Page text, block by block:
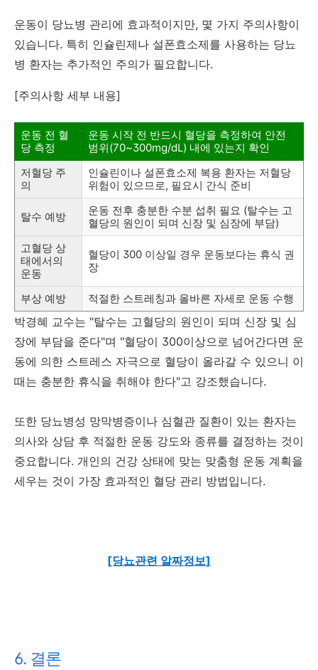
운동이 당뇨병 관리에 효과적이지만, 몇 가지 주의사항이
있습니다. 특히 인슐린제나 설폰효소제를 사용하는 당뇨
병 환자는 추가적인 주의가 필요합니다.
[주의사항 세부 내용]
운동 전 혈
당 측정
운동 시작 전 반드시 혈당을 측정하여 안전
범위(70~300mg/dL) 내에 있는지 확인
저혈당 주
의
인슐린이나 설폰효소제 복용 환자는 저혈당
위험이 있으므로, 필요시 간식 준비
탈수 예방
운동 전후 충분한 수분 섭취 필요 (탈수는 고
혈당의 원인이 되며 신장 및 심장에 부담)
고혈당 상
태에서의
운동
혈당이 300 이상일 경우 운동보다는 휴식 권
장
부상 예방 적절한 스트레칭과 올바른 자세로 운동 수행
박경혜 교수는 "탈수는 고혈당의 원인이 되며 신장 및 심
장에 부담을 준다"며 "혈당이 300이상으로 넘어간다면 운
동에 의한 스트레스 자극으로 혈당이 올라갈 수 있으니 이
때는 충분한 휴식을 취해야 한다"고 강조했습니다.
또한 당뇨병성 망막병증이나 심혈관 질환이 있는 환자는
의사와 상담 후 적절한 운동 강도와 종류를 결정하는 것이
중요합니다. 개인의 건강 상태에 맞는 맞춤형 운동 계획을
세우는 것이 가장 효과적인 혈당 관리 방법입니다.
[당뇨관련 알짜정보]
6. 결론